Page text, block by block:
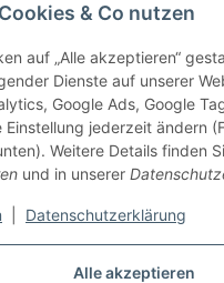
Alle akzeptieren
& Co nutzen
auf „Alle akzeptieren“
Dienste auf unserer
Google Ads, Google
Einstellung jederzeit ändern
Weitere Details finden
und in unserer
Datenschutzerklärung
McShine BL-12Q
mit 2 Eingängen
- 4 Tage